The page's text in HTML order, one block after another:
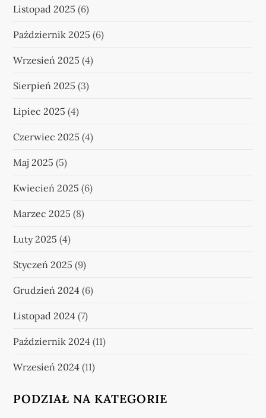
Listopad 2025 (6)
Październik 2025 (6)
Wrzesień 2025 (4)
Sierpień 2025 (3)
Lipiec 2025 (4)
Czerwiec 2025 (4)
Maj 2025 (5)
Kwiecień 2025 (6)
Marzec 2025 (8)
Luty 2025 (4)
Styczeń 2025 (9)
Grudzień 2024 (6)
Listopad 2024 (7)
Październik 2024 (11)
Wrzesień 2024 (11)
PODZIAŁ NA KATEGORIE